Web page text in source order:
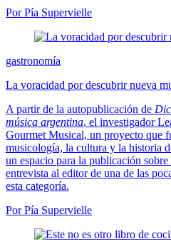
Por Pía Supervielle
gastronomía
La voracidad por descubrir nueva
A partir de la autopublicación de
música argentina, el investigador
Gourmet Musical, un proyecto que
musicología, la cultura y la historia
un espacio para la publicación
entrevista al editor de una de las
esta categoría.
Por Pía Supervielle